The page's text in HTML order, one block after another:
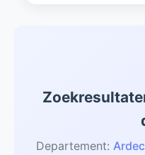
Departement: